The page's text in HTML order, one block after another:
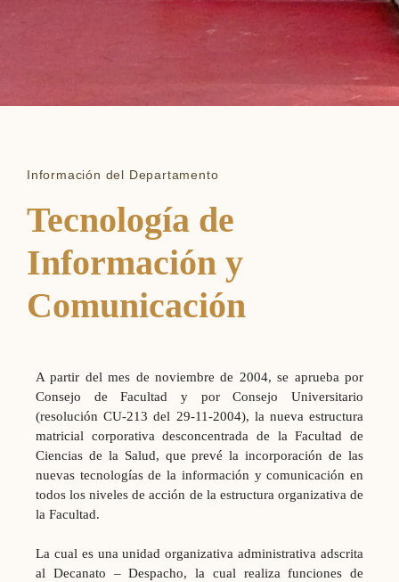
Información del Departamento
Tecnología de
Información y
Comunicación
A partir del mes de noviembre de 2004, se aprueba por
Consejo de Facultad y por Consejo Universitario
(resolución CU-213 del 29-11-2004), la nueva estructura
matricial corporativa desconcentrada de la Facultad de
Ciencias de la Salud, que prevé la incorporación de las
nuevas tecnologías de la información y comunicación en
todos los niveles de acción de la estructura organizativa de
la Facultad.
La cual es una unidad organizativa administrativa adscrita
al Decanato – Despacho, la cual realiza funciones de